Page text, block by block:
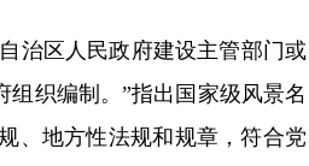
治区人民政府建设主管部门或
织编制。”指出国家级风景名
、地方性法规和规章，符合党